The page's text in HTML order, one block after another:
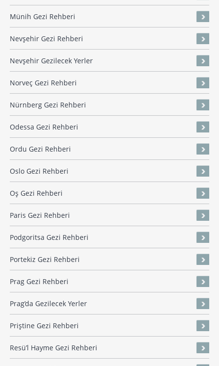
Münih Gezi Rehberi
Nevşehir Gezi Rehberi
Nevşehir Gezilecek Yerler
Norveç Gezi Rehberi
Nürnberg Gezi Rehberi
Odessa Gezi Rehberi
Ordu Gezi Rehberi
Oslo Gezi Rehberi
Oş Gezi Rehberi
Paris Gezi Rehberi
Podgoritsa Gezi Rehberi
Portekiz Gezi Rehberi
Prag Gezi Rehberi
Prag’da Gezilecek Yerler
Priştine Gezi Rehberi
Resü’l Hayme Gezi Rehberi